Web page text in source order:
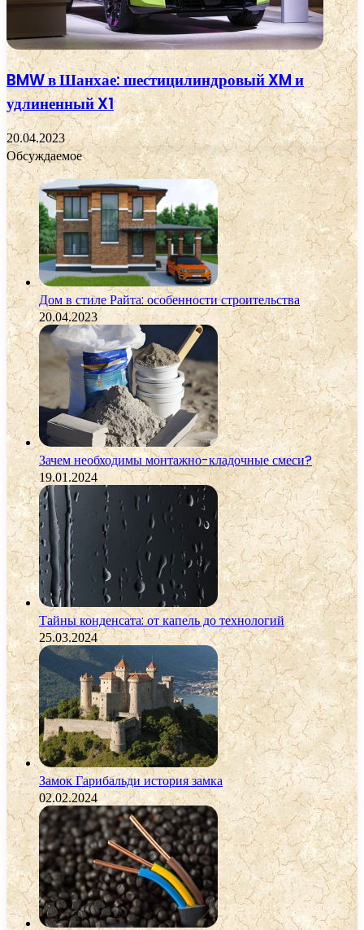
BMW в Шанхае: шестицилиндровый XM и
удлиненный X1
20.04.2023
Обсуждаемое
Дом в стиле Райта: особенности строительства
20.04.2023
Зачем необходимы монтажно-кладочные смеси?
19.01.2024
Тайны конденсата: от капель до технологий
25.03.2024
Замок Гарибальди история замка
02.02.2024